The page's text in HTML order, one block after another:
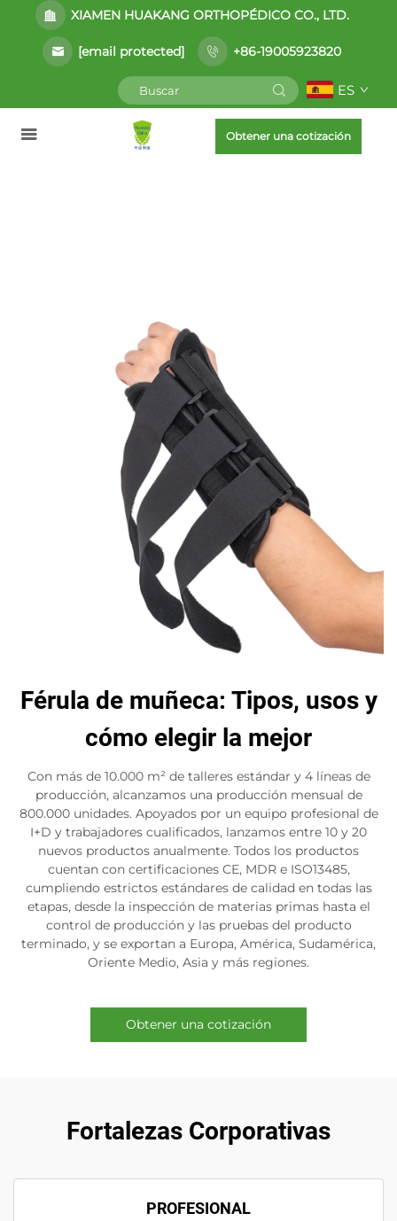
XIAMEN HUAKANG ORTHOPÉDICO CO., LTD.
[email protected] +86-19005923820
ES
Obtener una cotización
Férula de muñeca: Tipos, usos y
cómo elegir la mejor
Con más de 10.000 m² de talleres estándar y 4 líneas de
producción, alcanzamos una producción mensual de
800.000 unidades. Apoyados por un equipo profesional de
I+D y trabajadores cualificados, lanzamos entre 10 y 20
nuevos productos anualmente. Todos los productos
cuentan con certificaciones CE, MDR e ISO13485,
cumpliendo estrictos estándares de calidad en todas las
etapas, desde la inspección de materias primas hasta el
control de producción y las pruebas del producto
terminado, y se exportan a Europa, América, Sudamérica,
Oriente Medio, Asia y más regiones.
Obtener una cotización
Fortalezas Corporativas
PROFESIONAL